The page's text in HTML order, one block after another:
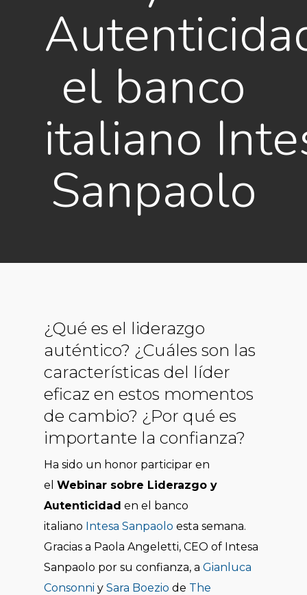
el banco
italiano
Sanpaolo
¿Qué es el liderazgo
auténtico? ¿Cuáles son las
características del líder
eficaz en estos momentos
de cambio? ¿Por qué es
importante la confianza?
Ha sido un honor participar en
elWebinar sobre Liderazgo y
Autenticidad en el banco
italiano Intesa Sanpaolo esta semana.
Gracias a Paola Angeletti, CEO of Intesa
Sanpaolo por su confianza, aGianluca
Consonni ySara Boezio de The